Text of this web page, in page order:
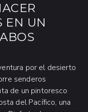
EN UN
por el desierto
senderos
de un pintoresco
del Pacífico, una